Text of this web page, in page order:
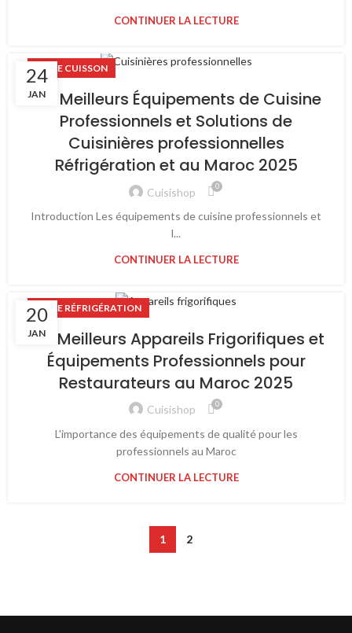
CONTINUER LA LECTURE
24
JAN
LIGNE CUISSON
Les Meilleurs Équipements de Cuisine
Professionnels et Solutions de
Cuisinières professionnelles
Réfrigération et au Maroc 2025
Cuisishop 0
Introduction Les équipements de cuisine professionnels et
l...
CONTINUER LA LECTURE
20
JAN
LIGNE RÉFRIGÉRATION
Les Meilleurs Appareils Frigorifiques et
Équipements Professionnels pour
Restaurateurs au Maroc 2025
Cuisishop 0
L'importance des équipements de qualité pour les
professionnels au Maroc
CONTINUER LA LECTURE
1 2